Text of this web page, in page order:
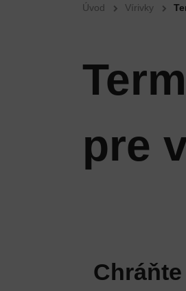
Úvod Vírivky
pre